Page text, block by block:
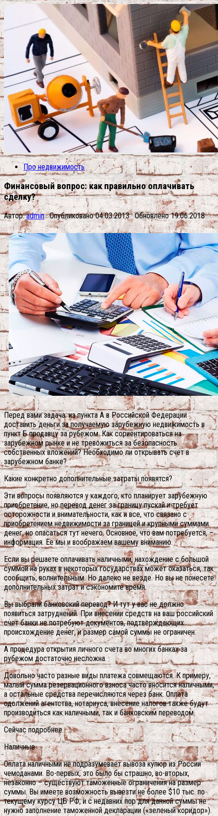
Про недвижимость
Финансовый вопрос: как правильно оплачивать
сделку?
Автор:admin · Опубликовано04.03.2013· Обновлено19.06.2018
Перед вами задача: из пункта А в Российской Федерации
доставить деньги за получаемую зарубежную недвижимость в
пункт Б продавцу за рубежом. Как сориентироваться на
зарубежном рынке и не тревожиться за безопасность
собственных вложений? Необходимо ли открывать счет в
зарубежном банке?
Какие конкретно дополнительные затраты появятся?
Эти вопросы появляются у каждого, кто планирует зарубежную
приобретение, но перевод денег за границу пускай и требует
осторожности и внимательности, как и все, что связано с
приобретением недвижимости за границей и крупными суммами
денег, но опасаться тут нечего. Основное, что вам потребуется, –
информация. Ее мы и воображаем вашему вниманию.
Если вы решаете оплачивать наличными, нахождение с большой
суммой на руках в некоторых государствах может оказаться, так
сообщить, волнительным. Но далеко не везде. Но вы не понесете
дополнительных затрат и сэкономите время.
Вы выбрали банковский перевод?И тут у вас не должно
появиться затруднений. При внесении средств на ваш российский
счет банки не потребуют документов, подтверждающих
происхождение денег, и размер самой суммы не ограничен.
А процедура открытия личного счета во многих банках за
рубежом достаточно несложна.
Довольно часто разные виды платежа совмещаются. К примеру,
малый сумма резервационного взноса часто вносится наличными,
а остальные средства перечисляются через банк. Оплата
одолжений агентства, нотариуса, внесение налогов также будут
производиться как наличными, так и банковским переводом.
Сейчас подробнее.
Наличные
Оплата наличными не подразумевает вывоза купюр из России
чемоданами. Во-первых, это было бы страшно, во-вторых,
незаконно – существуют таможенные ограничения на размер
суммы. Вы имеете возможность вывезти не более $10 тыс. по
текущему курсу ЦБ РФ, и с недавних пор для данной суммы не
нужно заполнение таможенной декларации («зеленый коридор»).